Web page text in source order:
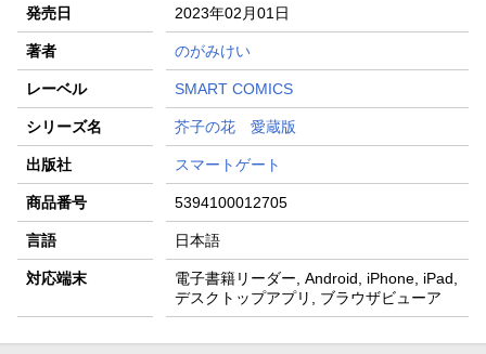
発売日 2023年02月01日
著者 のがみけい
レーベル SMART COMICS
シリーズ名 芥子の花 愛蔵版
出版社 スマートゲート
商品番号 5394100012705
言語 日本語
対応端末
電子書籍リーダー, Android, iPhone, iPad,
デスクトップアプリ, ブラウザビューア